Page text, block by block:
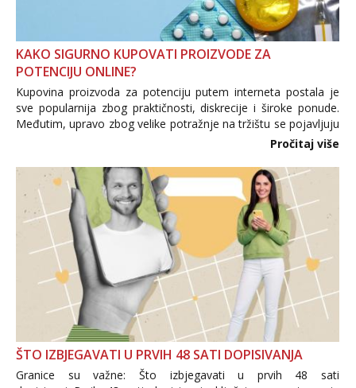
KAKO SIGURNO KUPOVATI PROIZVODE ZA
POTENCIJU ONLINE?
Kupovina proizvoda za potenciju putem interneta postala je
sve popularnija zbog praktičnosti, diskrecije i široke ponude.
Međutim, upravo zbog velike potražnje na tržištu se pojavljuju
i brojni krivotvoreni proizvodi, nepouzdane internetske
Pročitaj više
ŠTO IZBJEGAVATI U PRVIH 48 SATI DOPISIVANJA
Granice su važne: Što izbjegavati u prvih 48 sati